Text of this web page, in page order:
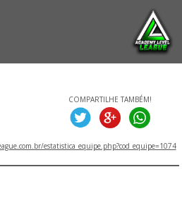
COMPARTILHE TAMBÉM!
estatistica_equipe.php?cod_equipe=1074